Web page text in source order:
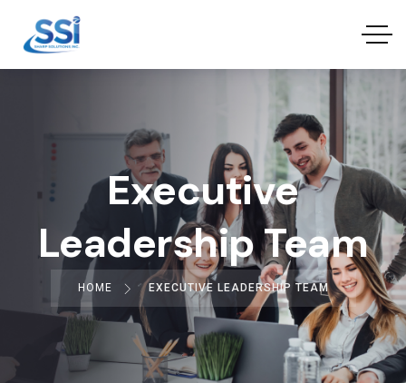
Executive
Leadership Team
HOME EXECUTIVE LEADERSHIP TEAM